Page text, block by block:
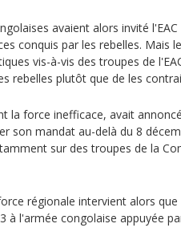
avaient alors invité
conquis par les rebelles. Mais
vis-à-vis des troupes de
rebelles plutôt que de les
la force inefficace, avait
son mandat au-delà du 8
sur des troupes de la
régionale intervient alors
à l'armée congolaise appuyée